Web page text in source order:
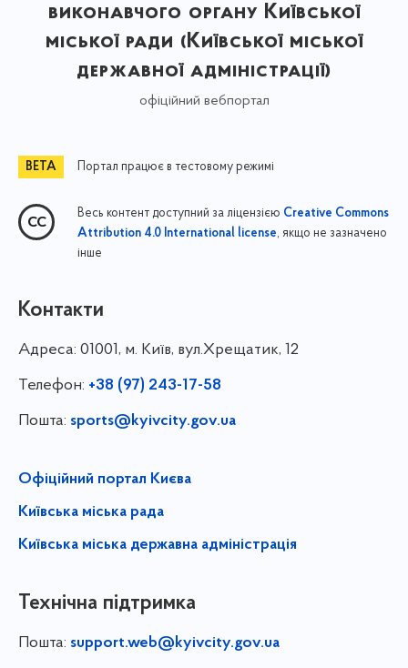
виконавчого органу Київської
міської ради (Київської міської
державної адміністрації)
офіційний вебпортал
Портал працює в тестовому режимі
Весь контент доступний за ліцензією Creative Commons
Attribution 4.0 International license, якщо не зазначено
інше
Контакти
Адреса: 01001, м. Київ, вул.Хрещатик, 12
Телефон: +38 (97) 243-17-58
Пошта: sports@kyivcity.gov.ua
Офіційний портал Києва
Київська міська рада
Київська міська державна адміністрація
Технічна підтримка
Пошта: support.web@kyivcity.gov.ua